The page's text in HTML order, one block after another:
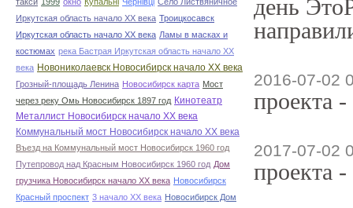
Иркутская область начало ХХ века Троицкосавск
Иркутская область начало ХХ века Ламы в масках и
костюмах река Бастрая Иркутская область начало ХХ
века Новониколаевск Новосибирск начало ХХ века
Грозный-площадь Ленина Новосибирск карта Мост
через реку Омь Новосибирск 1897 год Кинотеатр
Металлист Новосибирск начало ХХ века
Коммунальный мост Новосибирск начало ХХ века
Въезд на Коммунальный мост Новосибирск 1960 год
Путепровод над Красным Новосибирск 1960 год Дом
грузчика Новосибирск начало ХХ века Новосибирск
Красный проспект 3 начало ХХ века Новосибирск Дом
день
2016-07-02
проекта
2017-07-02
проекта